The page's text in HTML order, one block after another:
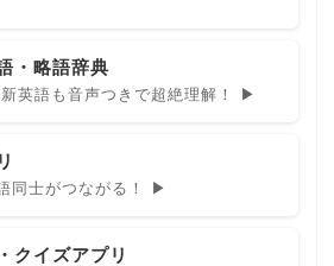
・略語辞典
英語も音声つきで超絶理解！ ▶
同士がつながる！ ▶
クイズアプリ